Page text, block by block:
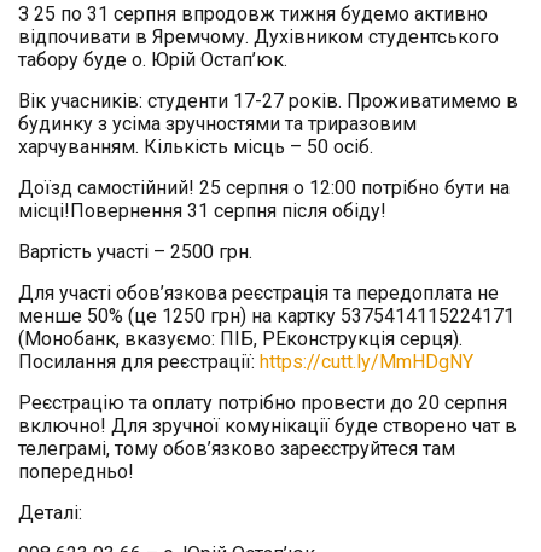
З 25 по 31 серпня впродовж тижня будемо активно
відпочивати в Яремчому. Духівником студентського
табору буде о. Юрій Остап’юк.
Вік учасників: студенти 17-27 років. Проживатимемо в
будинку з усіма зручностями та триразовим
харчуванням. Кількість місць – 50 осіб.
Доїзд самостійний! 25 серпня о 12:00 потрібно бути на
місці!Повернення 31 серпня після обіду!
Вартість участі – 2500 грн.
Для участі обов’язкова реєстрація та передоплата не
менше 50% (це 1250 грн) на картку 5375414115224171
(Монобанк, вказуємо: ПІБ, РЕконструкція серця).
Посилання для реєстрації: https://cutt.ly/MmHDgNY
Реєстрацію та оплату потрібно провести до 20 серпня
включно! Для зручної комунікації буде створено чат в
телеграмі, тому обов’язково зареєструйтеся там
попередньо!
Деталі: